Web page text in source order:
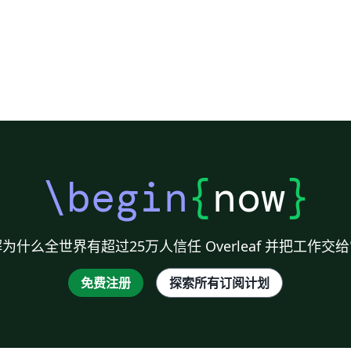
\begin{now}
什么全世界有超过25万人信任 Overleaf 并把工作交
免费注册 探索所有订阅计划